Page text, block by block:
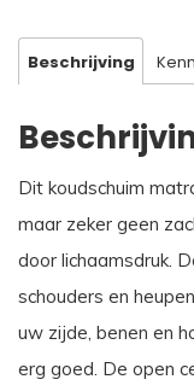
Beschrijving
Dit koudschuim
maar zeker geen
door lichaamsdruk.
schouders en
uw zijde, benen en
erg goed. De open